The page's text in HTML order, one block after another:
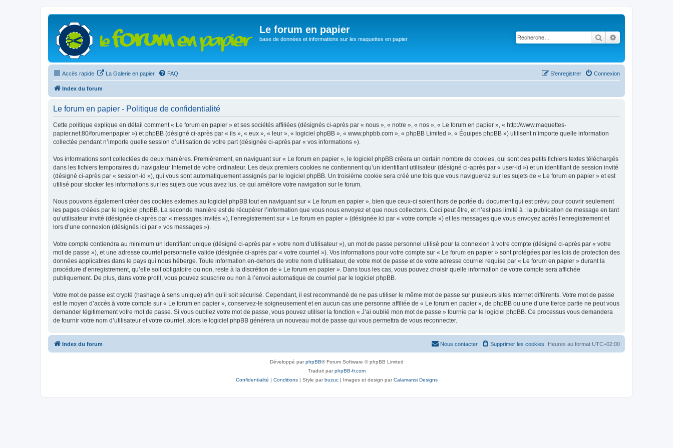
Le forum en papier
base de données et informations sur les maquettes en papier Rechercher
Accès rapide La Galerie en papier FAQ Connexion
S’enregistrer
Index du forum
Le forum en papier - Politique de confidentialité
Cette politique explique en détail comment « Le forum en papier » et ses sociétés affiliées (désignés ci-après par « nous », « notre », « nos », « Le forum en papier », « http://www.maquettes-
papier.net:80/forumenpapier ») et phpBB (désigné ci-après par « ils », « eux », « leur », « logiciel phpBB », « www.phpbb.com », « phpBB Limited », « Équipes phpBB ») utilisent n’importe quelle information
collectée pendant n’importe quelle session d’utilisation de votre part (désignée ci-après par « vos informations »).
Vos informations sont collectées de deux manières. Premièrement, en naviguant sur « Le forum en papier », le logiciel phpBB créera un certain nombre de cookies, qui sont des petits fichiers textes téléchargés
dans les fichiers temporaires du navigateur Internet de votre ordinateur. Les deux premiers cookies ne contiennent qu’un identifiant utilisateur (désigné ci-après par « user-id ») et un identifiant de session invité
(désigné ci-après par « session-id »), qui vous sont automatiquement assignés par le logiciel phpBB. Un troisième cookie sera créé une fois que vous naviguerez sur les sujets de « Le forum en papier » et est
utilisé pour stocker les informations sur les sujets que vous avez lus, ce qui améliore votre navigation sur le forum.
Nous pouvons également créer des cookies externes au logiciel phpBB tout en naviguant sur « Le forum en papier », bien que ceux-ci soient hors de portée du document qui est prévu pour couvrir seulement
les pages créées par le logiciel phpBB. La seconde manière est de récupérer l’information que vous nous envoyez et que nous collectons. Ceci peut être, et n’est pas limité à : la publication de message en tant
qu’utilisateur invité (désignée ci-après par « messages invités »), l’enregistrement sur « Le forum en papier » (désignée ici par « votre compte ») et les messages que vous envoyez après l’enregistrement et
lors d’une connexion (désignés ici par « vos messages »).
Votre compte contiendra au minimum un identifiant unique (désigné ci-après par « votre nom d’utilisateur »), un mot de passe personnel utilisé pour la connexion à votre compte (désigné ci-après par « votre
mot de passe »), et une adresse courriel personnelle valide (désignée ci-après par « votre courriel »). Vos informations pour votre compte sur « Le forum en papier » sont protégées par les lois de protection des
données applicables dans le pays qui nous héberge. Toute information en-dehors de votre nom d’utilisateur, de votre mot de passe et de votre adresse courriel requise par « Le forum en papier » durant la
procédure d’enregistrement, qu’elle soit obligatoire ou non, reste à la discrétion de « Le forum en papier ». Dans tous les cas, vous pouvez choisir quelle information de votre compte sera affichée
publiquement. De plus, dans votre profil, vous pouvez souscrire ou non à l’envoi automatique de courriel par le logiciel phpBB.
Votre mot de passe est crypté (hashage à sens unique) afin qu’il soit sécurisé. Cependant, il est recommandé de ne pas utiliser le même mot de passe sur plusieurs sites Internet différents. Votre mot de passe
est le moyen d’accès à votre compte sur « Le forum en papier », conservez-le soigneusement et en aucun cas une personne affiliée de « Le forum en papier », de phpBB ou une d’une tierce partie ne peut vous
demander légitimement votre mot de passe. Si vous oubliez votre mot de passe, vous pouvez utiliser la fonction « J’ai oublié mon mot de passe » fournie par le logiciel phpBB. Ce processus vous demandera
de fournir votre nom d’utilisateur et votre courriel, alors le logiciel phpBB générera un nouveau mot de passe qui vous permettra de vous reconnecter.
Index du forum Heures au format UTC+02:00
Supprimer les cookies
Nous contacter
Développé parphpBB® Forum Software © phpBB Limited
Traduit parphpBB-fr.com
Confidentialité | Conditions| Style parbuzuc| Images et design parCalamansi Designs